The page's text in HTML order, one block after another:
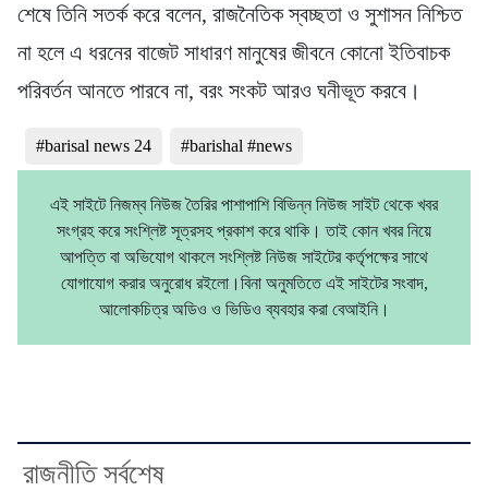
শেষে তিনি সতর্ক করে বলেন, রাজনৈতিক স্বচ্ছতা ও সুশাসন নিশ্চিত
না হলে এ ধরনের বাজেট সাধারণ মানুষের জীবনে কোনো ইতিবাচক
পরিবর্তন আনতে পারবে না, বরং সংকট আরও ঘনীভূত করবে।
#barisal news 24 #barishal #news
এই সাইটে নিজম্ব নিউজ তৈরির পাশাপাশি বিভিন্ন নিউজ সাইট থেকে খবর
সংগ্রহ করে সংশ্লিষ্ট সূত্রসহ প্রকাশ করে থাকি। তাই কোন খবর নিয়ে
আপত্তি বা অভিযোগ থাকলে সংশ্লিষ্ট নিউজ সাইটের কর্তৃপক্ষের সাথে
যোগাযোগ করার অনুরোধ রইলো।বিনা অনুমতিতে এই সাইটের সংবাদ,
আলোকচিত্র অডিও ও ভিডিও ব্যবহার করা বেআইনি।
রাজনীতি সর্বশেষ